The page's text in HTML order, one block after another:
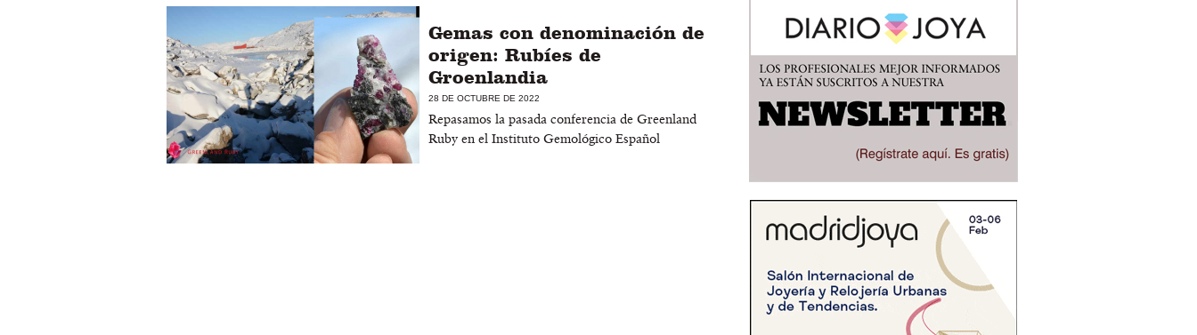
Gemas con denominación de
origen: Rubíes de
Groenlandia
28 DE OCTUBRE DE 2022
Repasamos la pasada conferencia de Greenland
Ruby en el Instituto Gemológico Español